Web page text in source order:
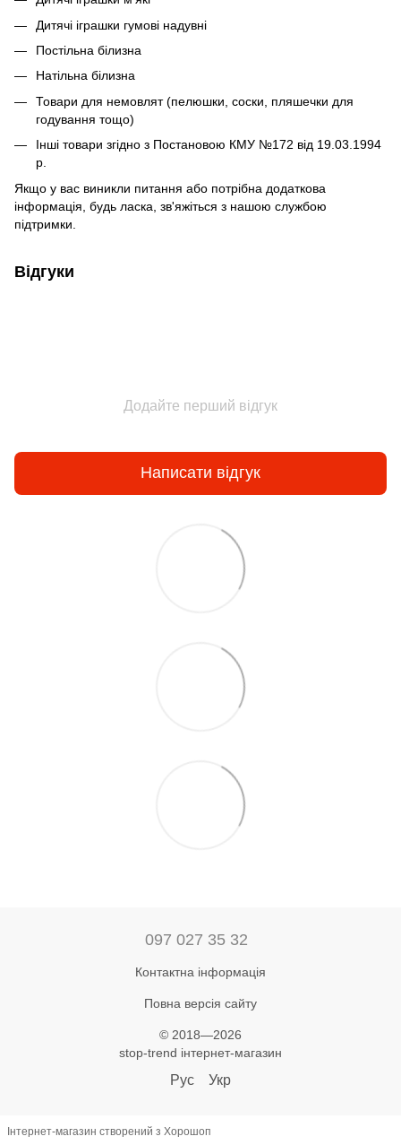
Дитячі іграшки гумові надувні
Постільна білизна
Натільна білизна
Товари для немовлят (пелюшки, соски, пляшечки для
годування тощо)
Інші товари згідно з Постановою КМУ №172 від 19.03.1994
р.
Якщо у вас виникли питання або потрібна додаткова
інформація, будь ласка, зв'яжіться з нашою службою
підтримки.
Відгуки
Додайте перший відгук
Написати відгук
097 027 35 32
Контактна інформація
Повна версія сайту
© 2018—2026
stop-trend інтернет-магазин
Рус Укр
Інтернет-магазин створений з Хорошоп